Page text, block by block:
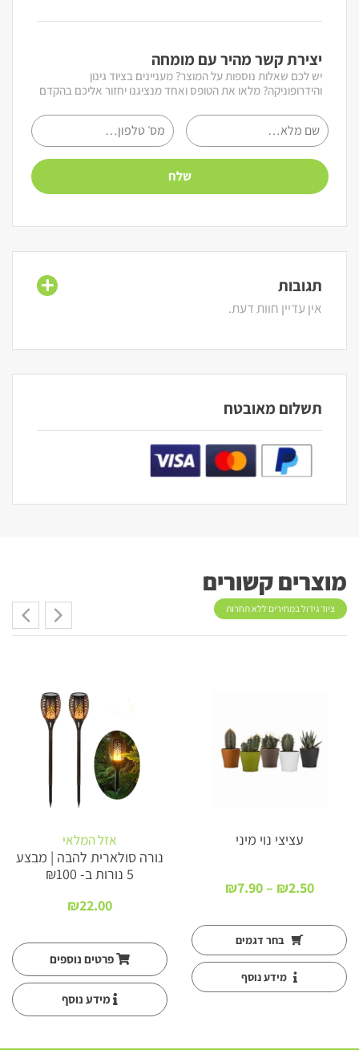
יצירת קשר מהיר עם מומחה
יש לכם שאלות נוספות על המוצר? מעניינים בציוד גינון
והידרופוניקה? מלאו את הטופס ואחד מנציגנו יחזור אליכם בהקדם
תגובות
אין עדיין חוות דעת.
תשלום מאובטח
מוצרים קשורים
ציוד גידול במחירים ללא תחרות
עציצי נוי מיני
₪2.50
–
₪7.90
⁦₪7.90⁩
בחר דגמים
מידע נוסף
אזל המלאי
נורה סולארית ‎להבה | מבצע
5 נורות ב- ₪100
₪22.00
פרטים נוספים
מידע נוסף